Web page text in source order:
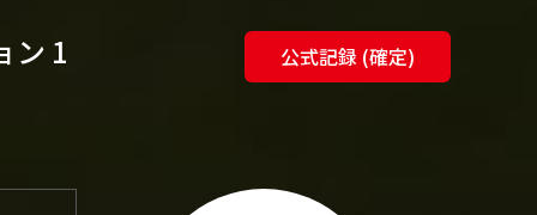
ン 1 公式記録 (確定)